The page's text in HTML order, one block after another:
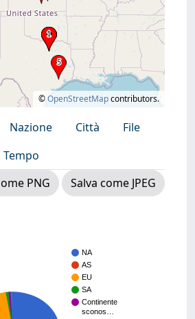
©OpenStreetMapcontributors.
Nazione Città
File
Tempo
PNG
Salva come JPEG
NA
AS
EU
SA
Continente
sconos…